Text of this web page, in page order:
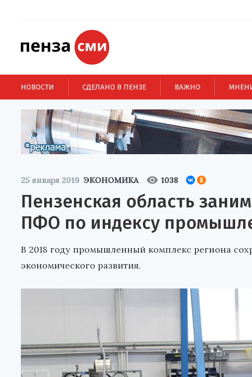
НОВОСТИ СДЕЛАНО В ПЕНЗЕ ВАЖНО
25 января 2019 ЭКОНОМИКА 1038
Пензенская область
ПФО по индексу
В 2018 году промышленный комплекс региона
экономического развития.